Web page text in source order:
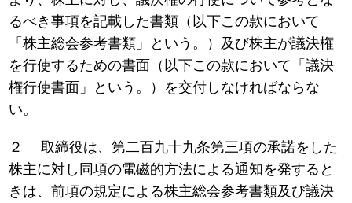
るべき事項を記載した書類（以下この款において
「株主総会参考書類」という。）及び株主が議決権
を行使するための書面（以下この款において「議決
権行使書面」という。）を交付しなければならな
い。
２ 取締役は、第二百九十九条第三項の承諾をした
株主に対し同項の電磁的方法による通知を発すると
きは、前項の規定による株主総会参考書類及び議決